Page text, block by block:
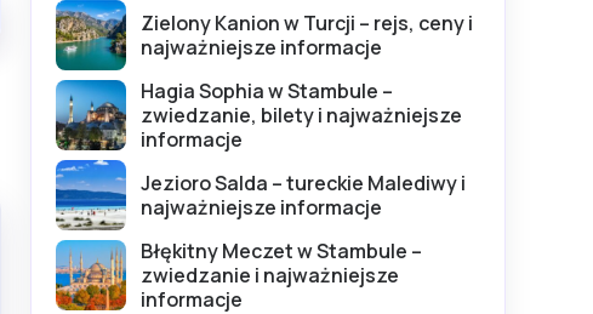
Zielony Kanion w Turcji – rejs, ceny i
najważniejsze informacje
Hagia Sophia w Stambule –
zwiedzanie, bilety i najważniejsze
informacje
Jezioro Salda – tureckie Malediwy i
najważniejsze informacje
Błękitny Meczet w Stambule –
zwiedzanie i najważniejsze
informacje